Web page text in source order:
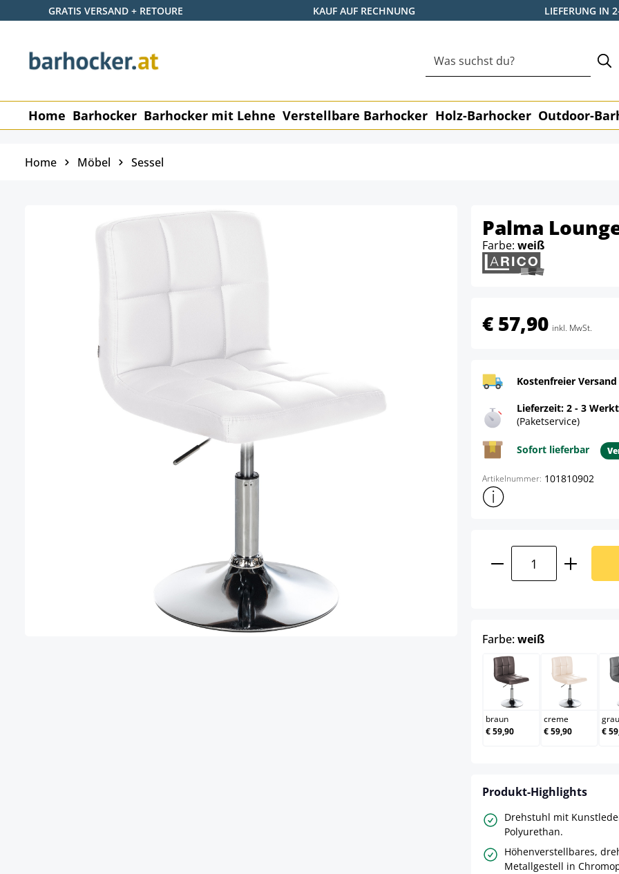
Hauptinhalt springen
Zur Suche springen
Zur Hauptnavigation springen
GRATIS VERSAND + RETOURE KAUF AUF RECHNUNG LIEFERUNG IN
Home Barhocker Barhocker mit Lehne Verstellbare Barhocker Holz-Barhocker Outdoor-
Home Möbel Sessel
Palma
Farbe: weiß
€ 57,90 inkl. MwSt.
Kostenfreier
Lieferzeit: 2 - 3
(Paketservice)
Sofort lieferbar
Artikelnummer: 101810902
Weitere
Produkt Anzahl:
Farbe:weißauswählen
braun
braun
€ 59,90
creme
creme
€ 59,90
grau
€
Produkt-Highlights
Drehstuhl mit
Polyurethan.
Höhenverstellbares,
Metallgestell in